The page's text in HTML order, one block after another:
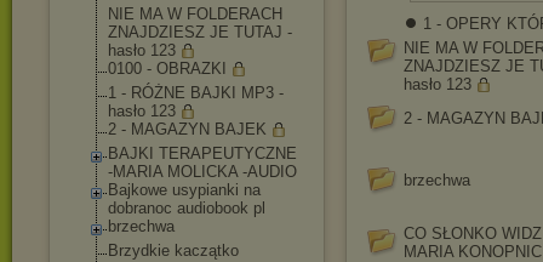
NIE MA W FOLDERACH
ZNAJDZIESZ JE TUTAJ -
hasło 123
0100 - OBRAZKI
1 - RÓŻNE BAJKI MP3 -
hasło 123
2 - MAGAZYN BAJEK
BAJKI TERAPEUTYCZNE
-MARIA MOLICKA -AUDIO
Bajkowe usypianki na
dobranoc audiobook pl
brzechwa
Brzydkie kaczątko
⏺ 1 - OPERY
NIE MA W
ZNAJDZIESZ JE
hasło 123
2 - MAGAZYN
brzechwa
CO SŁONKO
MARIA